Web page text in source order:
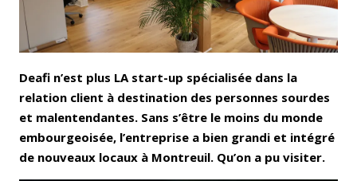
Deafi n’est plus LA start-up spécialisée dans la
relation client à destination des personnes sourdes
et malentendantes. Sans s’être le moins du monde
embourgeoisée, l’entreprise a bien grandi et intégré
de nouveaux locaux à Montreuil. Qu’on a pu visiter.